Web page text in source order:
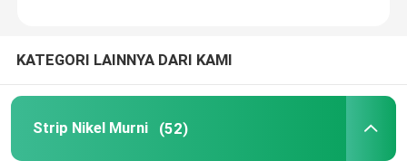
Produk
KATEGORI LAINNYA DARI KAMI
Strip Nikel Murni (52)